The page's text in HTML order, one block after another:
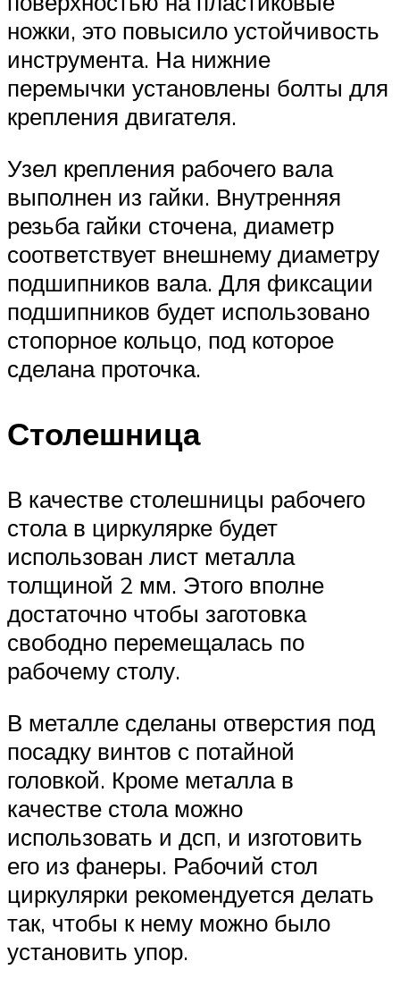
ножки, это повысило устойчивость
инструмента. На нижние
перемычки установлены болты для
крепления двигателя.
Узел крепления рабочего вала
выполнен из гайки. Внутренняя
резьба гайки сточена, диаметр
соответствует внешнему диаметру
подшипников вала. Для фиксации
подшипников будет использовано
стопорное кольцо, под которое
сделана проточка.
Столешница
В качестве столешницы рабочего
стола в циркулярке будет
использован лист металла
толщиной 2 мм. Этого вполне
достаточно чтобы заготовка
свободно перемещалась по
рабочему столу.
В металле сделаны отверстия под
посадку винтов с потайной
головкой. Кроме металла в
качестве стола можно
использовать и дсп, и изготовить
его из фанеры. Рабочий стол
циркулярки рекомендуется делать
так, чтобы к нему можно было
установить упор.